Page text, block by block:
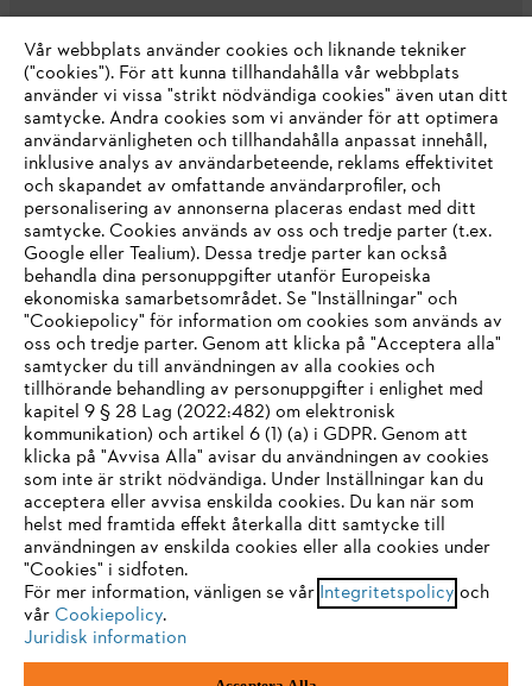
Företaget
STIHL FAQ
Service
Allmänna villkor och bestämmelser
Integritetspolicy
Juridisk information
IHR BROWSER WIRD NICHT
UNTERSTÜTZT
Sie nutzen einen Browser, den wir noch nicht unterstützen. Für
eine optimale Nutzung unserer Seite empfehlen wir Ihnen, zu
einem der folgenden Browser zu wechseln:
Firefox Chrome
Vår webbplats använder cookies och liknande tekniker
("cookies"). För att kunna tillhandahålla vår webbplats
använder vi vissa "strikt nödvändiga cookies" även utan ditt
samtycke. Andra cookies som vi använder för att optimera
användarvänligheten och tillhandahålla anpassat innehåll,
inklusive analys av användarbeteende, reklams effektivitet
och skapandet av omfattande användarprofiler, och
personalisering av annonserna placeras endast med ditt
samtycke. Cookies används av oss och tredje parter (t.ex.
Google eller Tealium). Dessa tredje parter kan också
behandla dina personuppgifter utanför Europeiska
ekonomiska samarbetsområdet. Se "Inställningar" och
"Cookiepolicy" för information om cookies som används av
oss och tredje parter. Genom att klicka på "Acceptera alla"
samtycker du till användningen av alla cookies och
tillhörande behandling av personuppgifter i enlighet med
kapitel 9 § 28 Lag (2022:482) om elektronisk
kommunikation) och artikel 6 (1) (a) i GDPR. Genom att
klicka på "Avvisa Alla" avisar du användningen av cookies
som inte är strikt nödvändiga. Under Inställningar kan du
acceptera eller avvisa enskilda cookies. Du kan när som
helst med framtida effekt återkalla ditt samtycke till
användningen av enskilda cookies eller alla cookies under
"Cookies" i sidfoten.
För mer information, vänligen se vår Integritetspolicy och
vår Cookiepolicy.
Juridisk information